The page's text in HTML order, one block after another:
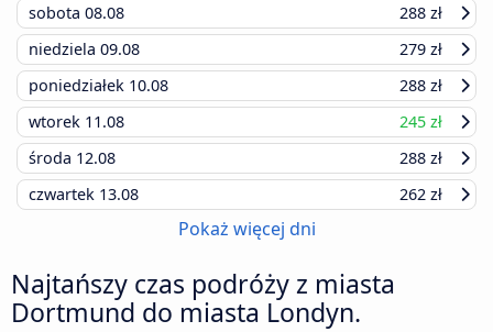
sobota 08.08
288 zł
niedziela 09.08
279 zł
poniedziałek 10.08
288 zł
wtorek 11.08
245 zł
środa 12.08
288 zł
czwartek 13.08 262 zł
Pokaż więcej dni
Najtańszy czas podróży z miasta
Dortmund do miasta Londyn.